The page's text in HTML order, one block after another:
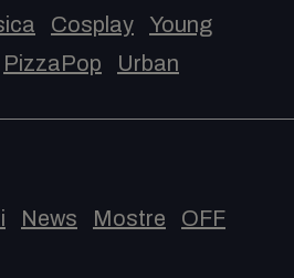
Cosplay
Young
PizzaPop Urban
News Mostre
OFF